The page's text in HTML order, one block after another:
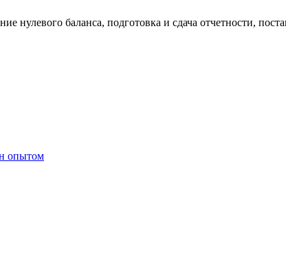
нулевого баланса, подготовка и сдача отчетности,
опытом